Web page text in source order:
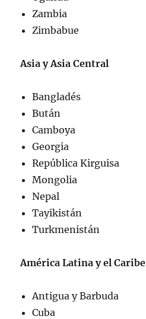
Zambia
Zimbabue
Asia y Asia Central
Bangladés
Bután
Camboya
Georgia
República Kirguisa
Mongolia
Nepal
Tayikistán
Turkmenistán
América Latina y el Caribe
Antigua y Barbuda
Cuba